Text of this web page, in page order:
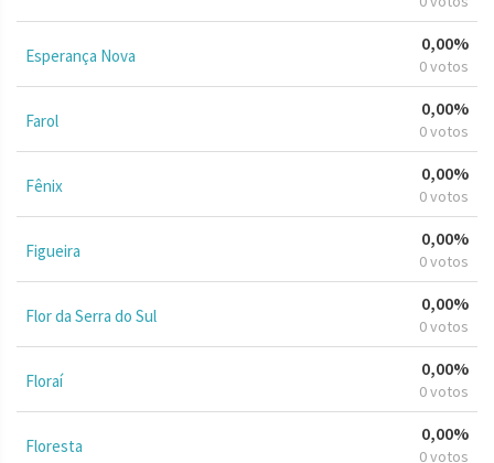
Esperança Nova
0,00%
0 votos
Farol
0,00%
0 votos
Fênix
0,00%
0 votos
Figueira
0,00%
0 votos
Flor da Serra do Sul
0,00%
0 votos
Floraí
0,00%
0 votos
Floresta
0,00%
0 votos